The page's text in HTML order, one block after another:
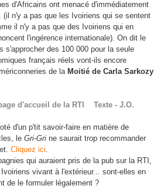
d'Africains ont menacé d'immédiatement
(il n'y a pas que les Ivoiriens qui se sentent
il n'y a pas que des Ivoiriens qui en
l'ingérence internationale). On dit le
s'approcher des 100 000 pour la seule
français réels vont-ils encore
de la Moitié de Carla Sarkozy
d'accueil de la RTI Texte - J.O.
d'un p'tit savoir-faire en matière de
le Gri-Gri ne saurait trop recommander
Cliquez ici.
qui auraient pris de la pub sur la RTI,
vivant à l'extérieur... sont-elles en
de le formuler légalement ?